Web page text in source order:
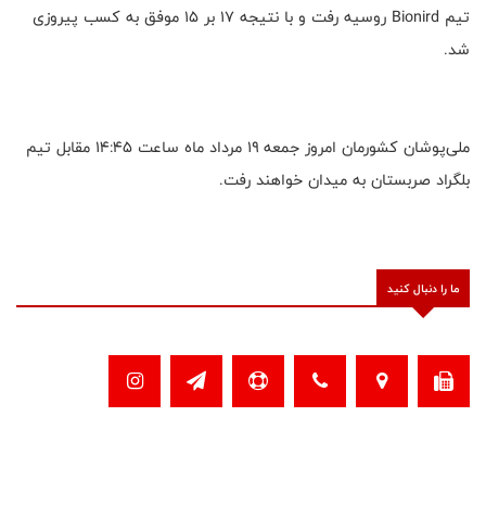
تیم Bionird روسیه رفت و با نتیجه ۱۷ بر ۱۵ موفق به کسب پیروزی
شد.
ملی‌پوشان کشورمان امروز جمعه ۱۹ مرداد ماه ساعت ۱۴:۴۵ مقابل تیم
بلگراد صربستان به میدان خواهند رفت.
ما را دنبال کنید